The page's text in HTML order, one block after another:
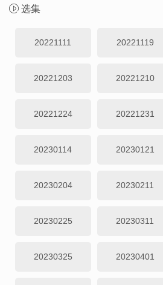
选集
20221111 20221119
20221203 20221210
20221224 20221231
20230114 20230121
20230204 20230211
20230225 20230311
20230325 20230401